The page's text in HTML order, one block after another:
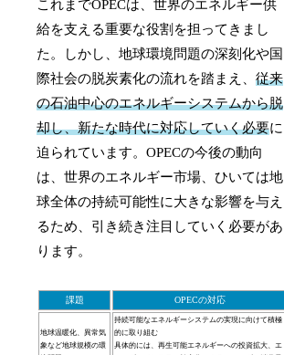
これまでOPECは、世界のエネルギー供
給を支える重要な役割を担ってきまし
た。しかし、地球環境問題の深刻化や国
際社会の脱炭素化の流れを踏まえ、従来
の石油中心のエネルギーシステムから脱
却し、新たな時代に対応していく必要に
迫られています。OPECの今後の動向
は、世界のエネルギー市場、ひいては地
球全体の持続可能性に大きな影響を与え
るため、引き続き注目していく必要があ
ります。
課題 OPECの対応
地球温暖化、異常気
象など地球規模の環
持続可能なエネルギーシステムの実現に向けて積極
的に取り組む
具体的には、再生可能エネルギーへの投資拡大、エ